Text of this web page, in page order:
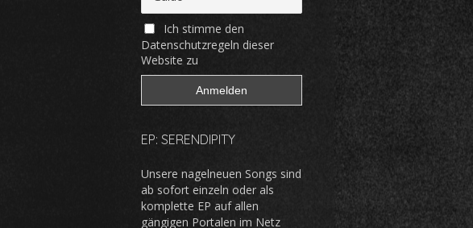
Ich stimme den
Datenschutzregeln dieser
Website zu
EP: SERENDIPITY
Unsere nagelneuen Songs sind
ab sofort einzeln oder als
komplette EP auf allen
gängigen Portalen im Netz